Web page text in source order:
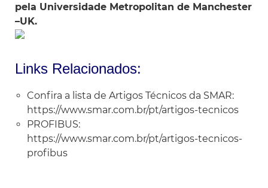
pela Universidade Metropolitan de Manchester
–UK.
Links Relacionados:
Confira a lista de Artigos Técnicos da SMAR:
https://www.smar.com.br/pt/artigos-tecnicos
PROFIBUS:
https://www.smar.com.br/pt/artigos-tecnicos-
profibus